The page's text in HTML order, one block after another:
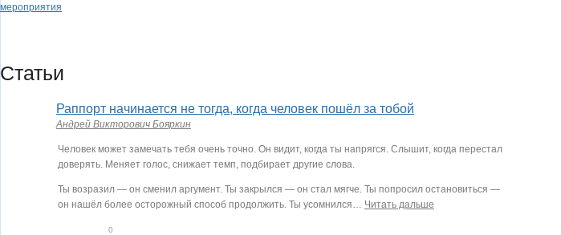
мероприятия
Статьи
Раппорт начинается не тогда, когда человек пошёл за тобой
Андрей Викторович Бояркин
Человек может замечать тебя очень точно. Он видит, когда ты напрягся. Слышит, когда перестал
доверять. Меняет голос, снижает темп, подбирает другие слова.
Ты возразил — он сменил аргумент. Ты закрылся — он стал мягче. Ты попросил остановиться —
он нашёл более осторожный способ продолжить. Ты усомнился… Читать дальше
0